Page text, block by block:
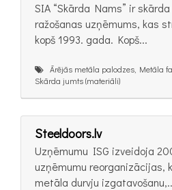
SIA “Skārda Nams” ir
ražošanas uzņēmums, kas
kopš 1993. gada. Kopš...
Ārējās metāla palodzes, Metāla
Skārda jumts (materiāli)
Steeldoors.lv
Uzņēmumu ISG izveidoja
uzņēmumu reorganizācijas,
metāla durvju